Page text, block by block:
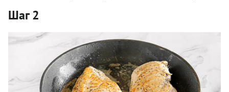
Шаг 2